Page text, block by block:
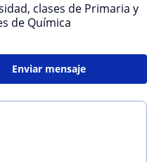
clases de Primaria y
de Química
Enviar mensaje